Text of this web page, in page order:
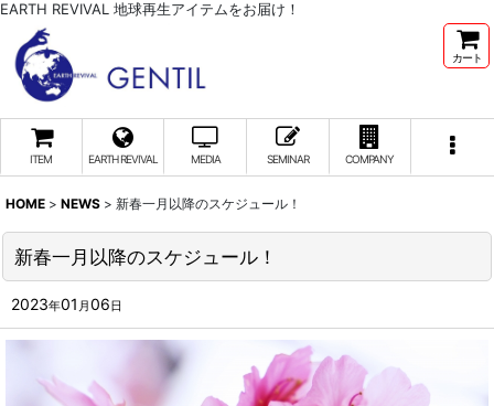
EARTH REVIVAL 地球再生アイテムをお届け！
カート
ITEM EARTH REVIVAL MEDIA SEMINAR COMPANY
HOME > NEWS > 新春一月以降のスケジュール！
新春一月以降のスケジュール！
2023年01 月 06 日